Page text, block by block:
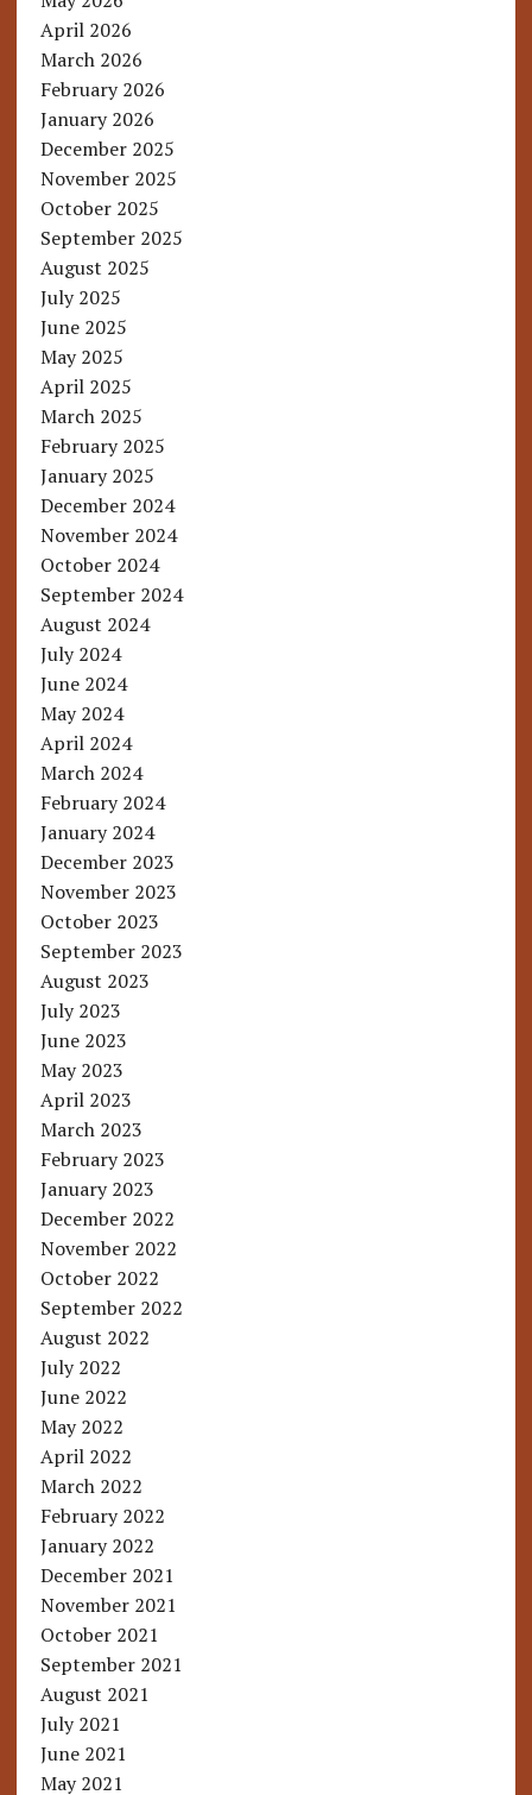
April 2026
March 2026
February 2026
January 2026
December 2025
November 2025
October 2025
September 2025
August 2025
July 2025
June 2025
May 2025
April 2025
March 2025
February 2025
January 2025
December 2024
November 2024
October 2024
September 2024
August 2024
July 2024
June 2024
May 2024
April 2024
March 2024
February 2024
January 2024
December 2023
November 2023
October 2023
September 2023
August 2023
July 2023
June 2023
May 2023
April 2023
March 2023
February 2023
January 2023
December 2022
November 2022
October 2022
September 2022
August 2022
July 2022
June 2022
May 2022
April 2022
March 2022
February 2022
January 2022
December 2021
November 2021
October 2021
September 2021
August 2021
July 2021
June 2021
May 2021